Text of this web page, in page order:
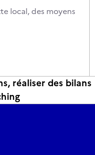
local, des moyens
réaliser des bilans